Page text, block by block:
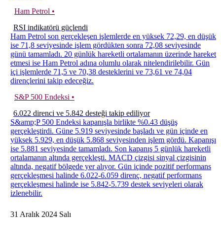
Ham Petrol •
RSI indikatörü güçlendi
Ham Petrol son gerçekleşen işlemlerde en yüksek 72,29, en düşük
ise 71,8 seviyesinde işlem gördükten sonra 72,08 seviyesinde
günü tamamladı. 20 günlük hareketli ortalamanın üzerinde hareket
etmesi ise Ham Petrol adına olumlu olarak nitelendirilebilir. Gün
içi işlemlerde 71,5 ve 70,38 desteklerini ve 73,61 ve 74,04
dirençlerini takip edeceğiz.
S&P 500 Endeksi •
6.022 direnci ve 5.842 desteği takip ediliyor
S&amp;P 500 Endeksi kapanışla birlikte %0.43 düşüş
gerçekleştirdi. Güne 5.919 seviyesinde başladı ve gün içinde en
yüksek 5.929, en düşük 5.868 seviyesinden işlem gördü. Kapanışı
ise 5.881 seviyesinde tamamladı. Son kapanış 5 günlük hareketli
ortalamanın altında gerçekleşti. MACD çizgisi sinyal çizgisinin
altında, negatif bölgede yer alıyor. Gün içinde pozitif performans
gerçekleşmesi halinde 6.022-6.059 direnç, negatif performans
gerçekleşmesi halinde ise 5.842-5.739 destek seviyeleri olarak
izlenebilir.
31 Aralık 2024 Salı